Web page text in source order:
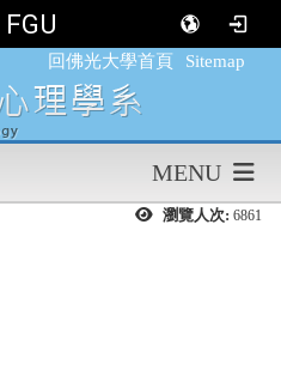
FGU
回佛光大學首頁 Sitemap
MENU
瀏覽人次: 6861